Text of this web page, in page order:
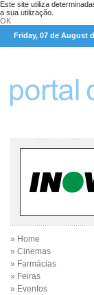
Este site utiliza
a sua utilização.
OK
Friday, 07 de August
» Home
» Cinemas
» Farmácias
» Feiras
» Eventos